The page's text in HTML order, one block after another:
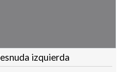
izquierda